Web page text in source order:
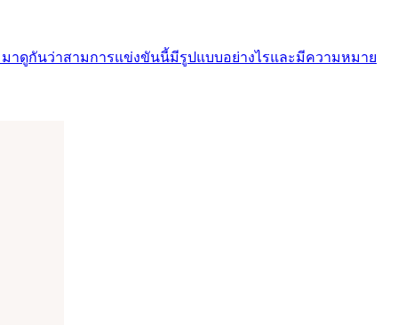
มาดูกันว่าสามการแข่งขันนี้มีรูปแบบอย่างไรและมีความหมาย